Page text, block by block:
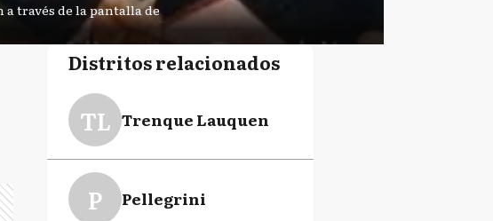
través de la pantalla de
Distritos relacionados
TL Trenque Lauquen
P Pellegrini